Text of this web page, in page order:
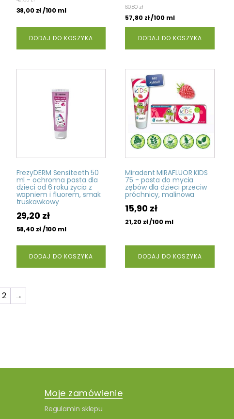
wynosiła:wynosi:
38,00 zł/100 ml
DODAJ DO KOSZYKA
cena
wynosiła:
30,40 zł.
wynosi:
28,90 zł.
60,80zł
57,80 zł/100 ml
DODAJ DO KOSZYKA
FrezyDERM Sensiteeth 50
ml - ochronna pasta dla
dzieci od 6 roku życia z
wapniem i fluorem, smak
truskawkowy
29,20 zł
58,40 zł/100 ml
DODAJ DO KOSZYKA
Miradent MIRAFLUOR KIDS
75 - pasta do mycia
zębów dla dzieci przeciw
próchnicy, malinowa
15,90 zł
21,20 zł/100 ml
DODAJ DO KOSZYKA
2 →
Moje zamówienie
Regulamin sklepu